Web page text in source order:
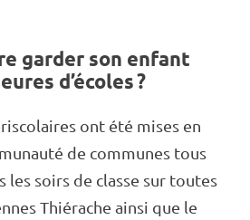
garder son enfant
d’écoles ?
ont été mises en
de communes tous
les soirs de classe sur toutes
Thié­rache ainsi que le